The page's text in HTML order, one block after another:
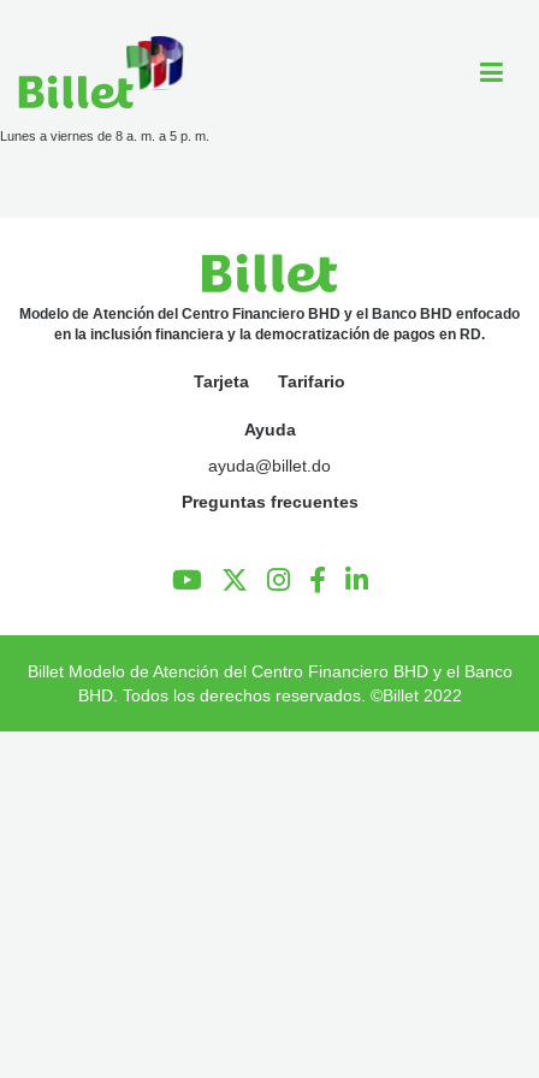
Ayuda
Preguntas Frecuentes
Lunes a viernes de 8 a. m. a 5 p. m.
Modelo de Atención del Centro Financiero BHD y el Banco BHD enfocado
en la inclusión financiera y la democratización de pagos en RD.
Tarjeta Tarifario
Ayuda
ayuda@billet.do
Preguntas frecuentes
Billet Modelo de Atención del Centro Financiero BHD y el Banco
BHD. Todos los derechos reservados. ©Billet 2022